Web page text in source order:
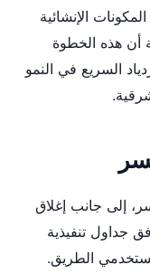
الإنشائية
أن هذه الخطوة
السريع في النمو
إلى جانب إغلاق
جداول تنفيذية
الطريق.